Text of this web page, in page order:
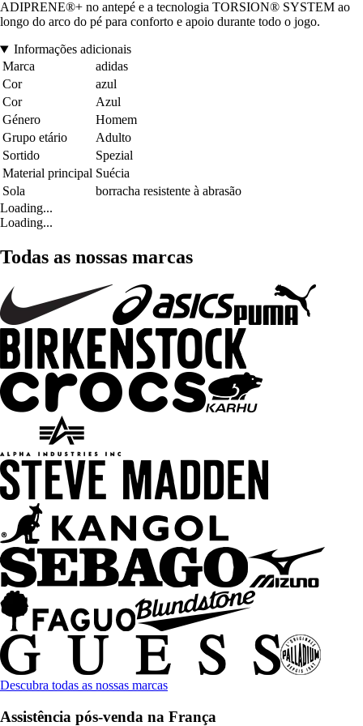
ADIPRENE®+ no antepé e a tecnologia TORSION® SYSTEM ao
longo do arco do pé para conforto e apoio durante todo o jogo.
Informações adicionais
Marca
adidas
Cor
azul
Cor
Azul
Género
Homem
Grupo etário
Adulto
Sortido
Spezial
Material principal Suécia
Sola
borracha resistente à abrasão
Loading...
Loading...
Todas as nossas marcas
Descubra todas as nossas marcas
Assistência pós-venda na França